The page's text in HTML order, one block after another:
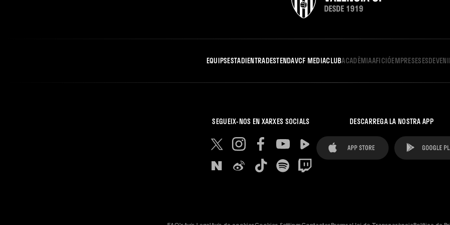
EQUIPSESTADIENTRADESTENDAVCF MEDIACLUBACADÈMIAAFICIÓEMPRESES
SEGUEIX-NOS EN XARXES SOCIALS DESCARREGA LA NOSTRA APP